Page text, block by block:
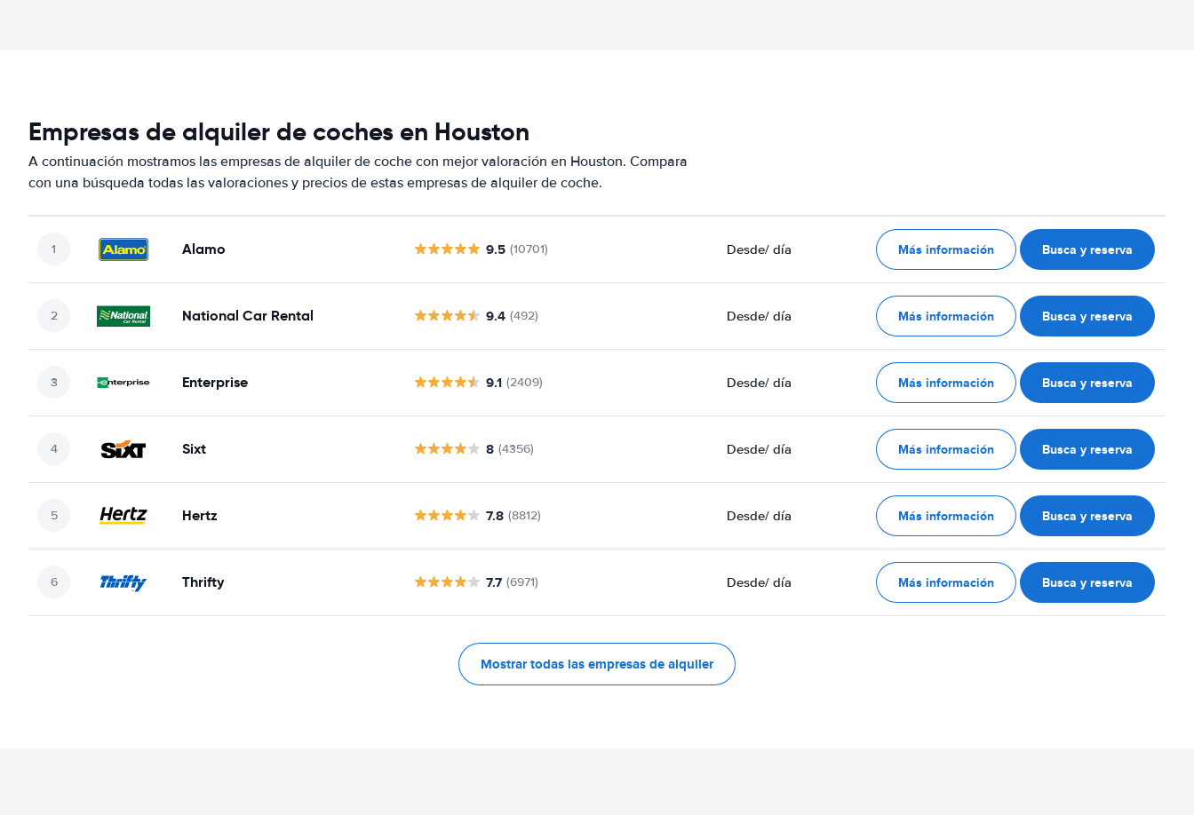
Empresas de alquiler de coches en Houston
A continuación mostramos las empresas de alquiler de coche con mejor valoración en Houston. Compara
con una búsqueda todas las valoraciones y precios de estas empresas de alquiler de coche.
Alamo 9.5 (10701) Desde/ día Más información Busca y reserva
National Car Rental 9.4 (492) Desde/ día Más información Busca y reserva
Enterprise 9.1 (2409) Desde/ día Más información Busca y reserva
Sixt 8 (4356) Desde/ día Más información Busca y reserva
Hertz 7.8 (8812) Desde/ día Más información Busca y reserva
Thrifty 7.7 (6971) Desde/ día Más información Busca y reserva
Mostrar todas las empresas de alquiler